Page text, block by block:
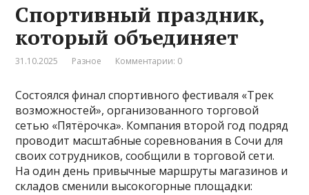
Спортивный праздник,
который объединяет
31.10.2025 Разное Комментарии: 0
Состоялся финал спортивного фестиваля «Трек
возможностей», организованного торговой
сетью «Пятёрочка». Компания второй год подряд
проводит масштабные соревнования в Сочи для
своих сотрудников, сообщили в торговой сети.
На один день привычные маршруты магазинов и
складов сменили высокогорные площадки: